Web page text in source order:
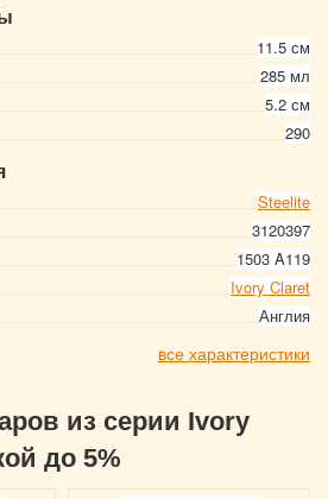
11.5 см
285 мл
5.2 см
290
Steelite
3120397
1503 A119
Ivory Claret
Англия
все характеристики
из серии Ivory
до 5%